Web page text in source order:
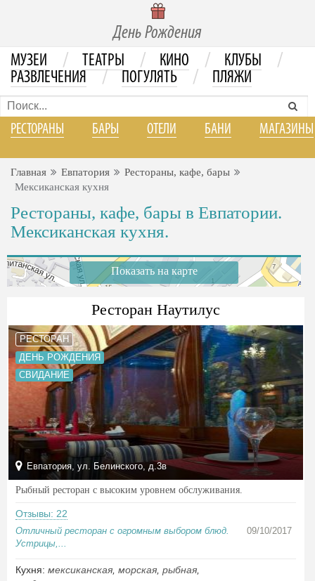
День Рождения
МУЗЕИ / ТЕАТРЫ / КИНО / КЛУБЫ /
РАЗВЛЕЧЕНИЯ / ПОГУЛЯТЬ / ПЛЯЖИ
РЕСТОРАНЫ БАРЫ ОТЕЛИ БАНИ МАГАЗИНЫ
Главная Евпатория
Рестораны, кафе, бары
Мексиканская кухня
Рестораны, кафе, бары в Евпатории.
Мексиканская кухня.
Показать на карте
Ресторан Наутилус
РЕСТОРАН
ДЕНЬ РОЖДЕНИЯ
СВИДАНИЕ
Евпатория, ул. Белинского, д.3в
Рыбный ресторан с высоким уровнем обслуживания.
Отзывы: 22
Отличный ресторан с огромным выбором блюд.
Устрицы,...
09/10/2017
Кухня: мексиканская морская рыбная